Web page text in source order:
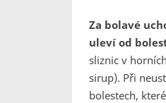
Za bolavé
uleví od
sliznic v
sirup). Při
bolestech,